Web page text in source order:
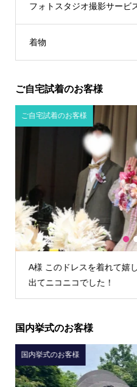
フォトスタジオ撮影サービ
着物
ご自宅試着のお客様
K様 TIG dressさんで
によかったです！
ご自宅試着のお客様
1
国内挙式のお客様
国内挙式のお客様